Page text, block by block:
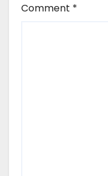
Comment *